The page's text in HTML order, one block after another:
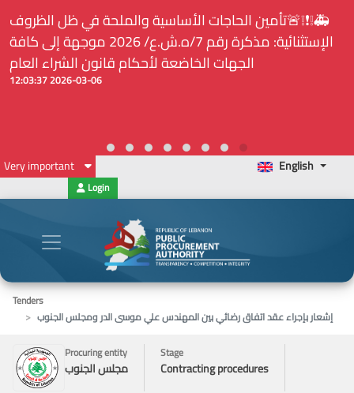
🚑❕❗❕🚨تأمين الحاجات الأساسية والملحة في ظل الظروف
الإستثنائية: مذكرة رقم 7/ه.ش.ع/ 2026 موجهة إلى كافة
الجهات الخاضعة لأحكام قانون الشراء العام
2026-03-06 12:03:37
Very important English
Login
Tenders
إشعار بإجراء عقد اتفاق رضائي بين المهندس علي موسى الدر ومجلس الجنوب
Procuring entity
مجلس الجنوب
Stage
Contracting procedures